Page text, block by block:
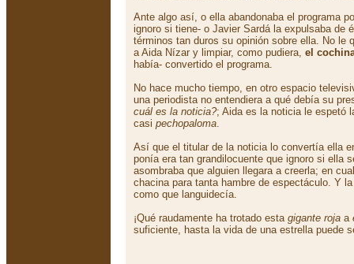
Ante algo así, o ella abandonaba el programa
ignoro si tiene- o Javier Sardá la expulsaba de
términos tan duros su opinión sobre ella. No le
a Aida Nízar y limpiar, como pudiera, el
había- convertido el programa.
No hace mucho tiempo, en otro espacio
una periodista no entendiera a qué debía su
cuál es la noticia?; Aida es la noticia le espetó
casi pechopaloma.
Así que el titular de la noticia lo convertía ella
ponía era tan grandilocuente que ignoro si ella
asombraba que alguien llegara a creerla; en
chacina para tanta hambre de espectáculo. Y
como que languidecía.
¡Qué raudamente ha trotado esta gigante roja a
suficiente, hasta la vida de una estrella puede